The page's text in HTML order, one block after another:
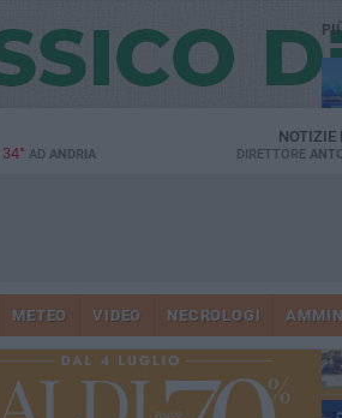
34° AD ANDRIA
NOTIZIE
DIRETTORE
METEO VIDEO NECROLOGI